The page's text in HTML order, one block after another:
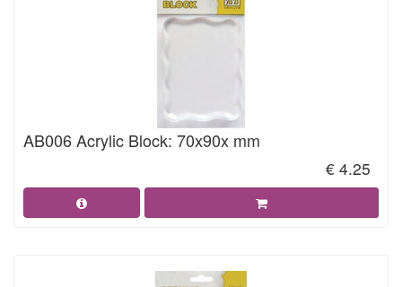
AB006 Acrylic Block: 70x90x mm
€ 4.25